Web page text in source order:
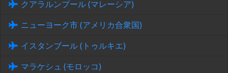
クアラルンプール (マレーシア)
ニューヨーク市 (アメリカ合衆国)
イスタンブール (トゥルキエ)
マラケシュ (モロッコ)